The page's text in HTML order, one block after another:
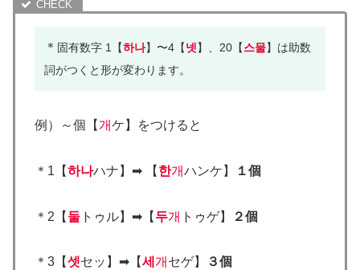
＊ 固有数字 1【하나】〜4【넷】、20【스물】は助数
詞がつくと形が変わります。
例）～個【개ケ】をつけると
＊1【하나ハナ】➡ 【 한개ハンケ】 １個
＊2【 둘 トゥル】➡【 두개 トゥゲ】 ２個
＊3【셋セッ】➡【세 개 セゲ】 ３個